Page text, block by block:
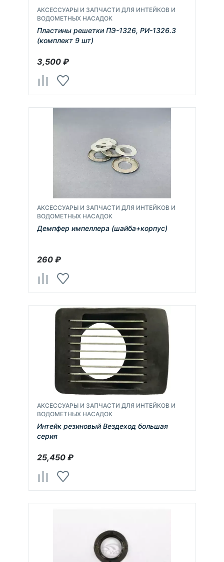
АКСЕССУАРЫ И ЗАПЧАСТИ ДЛЯ ИНТЕЙКОВ И
ВОДОМЕТНЫХ НАСАДОК
Пластины решетки ПЭ-1326, РИ-1326.3
(комплект 9 шт)
3,500₽
АКСЕССУАРЫ И ЗАПЧАСТИ ДЛЯ ИНТЕЙКОВ И
ВОДОМЕТНЫХ НАСАДОК
Демпфер импеллера (шайба+корпус)
260₽
АКСЕССУАРЫ И ЗАПЧАСТИ ДЛЯ ИНТЕЙКОВ И
ВОДОМЕТНЫХ НАСАДОК
Интейк резиновый Вездеход большая
серия
25,450₽